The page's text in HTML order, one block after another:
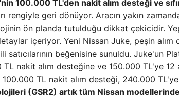
100.000 TL'den nakit alım desteği ve
rengiyle geri dönüyor. Aracın yakın
ön planda tutulduğu dikkat çekicidir.
içeriyor. Yeni Nissan Juke, peşin alım
beğenisine sunuldu. Juke'un
nakit alım desteğine ve 150.000 TL'ye 12
TL nakit alım desteği, 240.000
(GSR2) artık tüm Nissan modellerinde